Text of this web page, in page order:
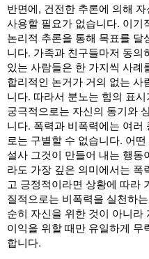
반면에, 건전한 추론에 의해
사용할 필요가 없습니다. 이기
논리적 추론을 통해 목표를
니다. 가족과 친구들마저 동
있는 사람들은 한 가지씩 사례
합리적인 논거가 거의 없는 사
니다. 따라서 분노는 힘의 표
궁극적으로는 자신의 동기와
니다. 폭력과 비폭력에는 여러
로는 구별할 수 없습니다. 어
설사 그것이 만들어 내는 행동
라도 가장 깊은 의미에서는 폭
고 긍정적이라면 상황에 따라
질적으로는 비폭력을 실천하
순히 자신을 위한 것이 아니라
이익을 위할 때만 유일하게
합니다.